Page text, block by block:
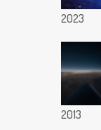
2023
2013